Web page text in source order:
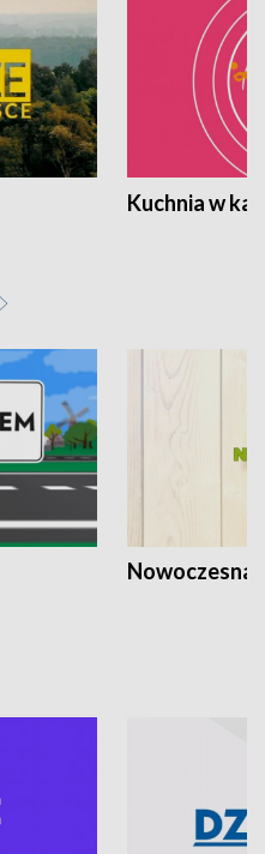
Kuchnia w
Nowoczesna